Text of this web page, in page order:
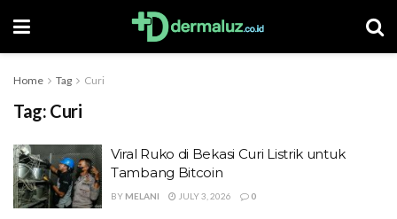
Home Tag Curi
Tag: Curi
Viral Ruko di Bekasi Curi Listrik untuk
Tambang Bitcoin
BY MELANI JULY 3, 2026 0